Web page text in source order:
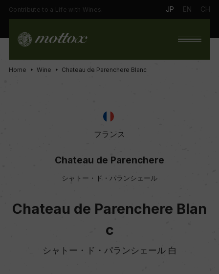
Contribute to a Life with Wines. JP EN CH
Home Wine Chateau de Parenchere Blanc
フランス
Chateau de Parenchere
シャトー・ド・パランシェール
Chateau de Parenchere Blan
c
シャトー・ド・パランシェール 白